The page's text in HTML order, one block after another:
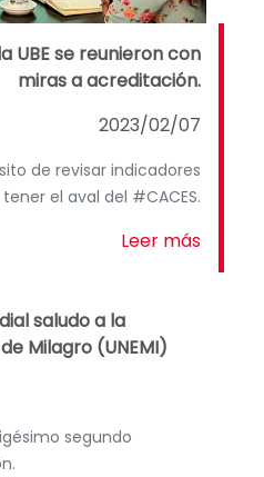
UBE se reunieron con
miras a acreditación.
2023/02/07
de revisar indicadores
el aval del #CACES.
Leer más
saludo a la
Milagro (UNEMI)
segundo